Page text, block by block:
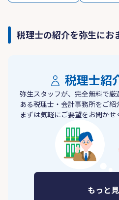
税理士の紹介を弥生にお
税理士紹
弥生スタッフが、完全無料で
ある税理士・会計事務所をご紹
まずは気軽にご要望をお聞かせ
もっと